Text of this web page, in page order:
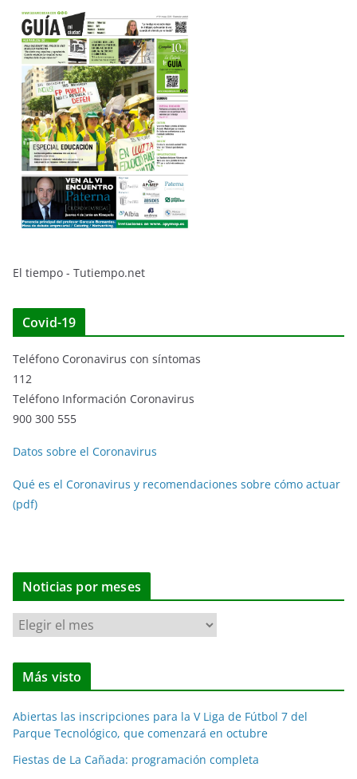
El tiempo - Tutiempo.net
Covid-19
Teléfono Coronavirus con síntomas
112
Teléfono Información Coronavirus
900 300 555
Datos sobre el Coronavirus
Qué es el Coronavirus y recomendaciones sobre cómo actuar
(pdf)
Noticias por meses
N
t
i
a
s
Más visto
Abiertas las inscripciones para la V Liga de Fútbol 7 del
Parque Tecnológico, que comenzará en octubre
Fiestas de La Cañada: programación completa